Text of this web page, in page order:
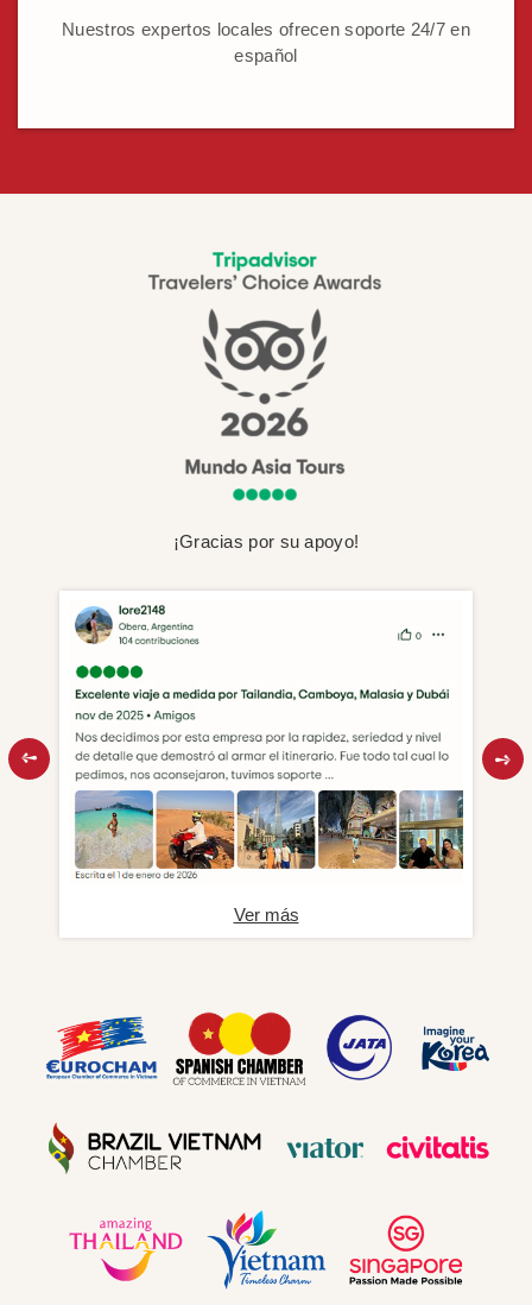
Nuestros expertos locales ofrecen soporte 24/7 en
español
¡Gracias por su apoyo!
Ver más